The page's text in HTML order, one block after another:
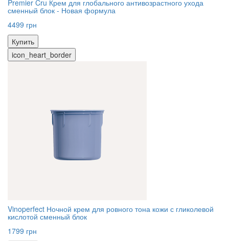
Premier Cru Крем для глобального антивозрастного ухода
сменный блок - Новая формула
4499 грн
Купить
icon_heart_border
Vinoperfect Ночной крем для ровного тона кожи с гликолевой
кислотой сменный блок
1799 грн